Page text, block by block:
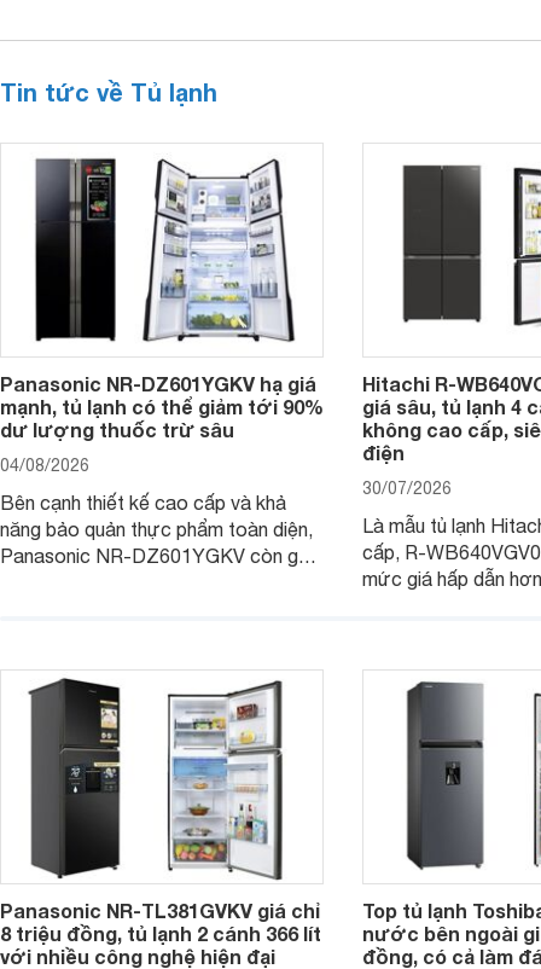
Tin tức về Tủ lạnh
Panasonic NR-DZ601YGKV hạ giá
mạnh, tủ lạnh có thể giảm tới 90%
dư lượng thuốc trừ sâu
04/08/2026
Bên cạnh thiết kế cao cấp và khả
năng bảo quản thực phẩm toàn diện,
Panasonic NR-DZ601YGKV còn gây
Hitachi R-
giá sâu, tủ lạnh 4
không cao cấp,
điện
30/07/2026
Là mẫu tủ lạnh
cấp, R-
mức giá hấp dẫn
nhiều công nghệ.
Panasonic NR-TL381GVKV giá chỉ
8 triệu đồng, tủ lạnh 2 cánh 366 lít
với nhiều công nghệ hiện đại
Top tủ lạnh
nước bên ngoài
đồng, có cả làm